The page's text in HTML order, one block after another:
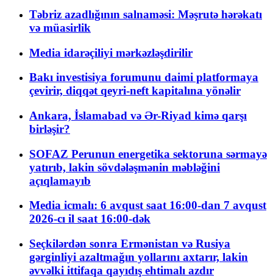
Təbriz azadlığının salnaməsi: Məşrutə hərəkatı
və müasirlik
Media idarəçiliyi mərkəzləşdirilir
Bakı investisiya forumunu daimi platformaya
çevirir, diqqət qeyri-neft kapitalına yönəlir
Ankara, İslamabad və Ər-Riyad kimə qarşı
birləşir?
SOFAZ Perunun energetika sektoruna sərmayə
yatırıb, lakin sövdələşmənin məbləğini
açıqlamayıb
Media icmalı: 6 avqust saat 16:00-dan 7 avqust
2026-cı il saat 16:00-dək
Seçkilərdən sonra Ermənistan və Rusiya
gərginliyi azaltmağın yollarını axtarır, lakin
əvvəlki ittifaqa qayıdış ehtimalı azdır